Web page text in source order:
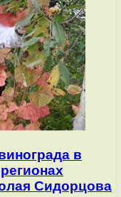
в
Сидорцова